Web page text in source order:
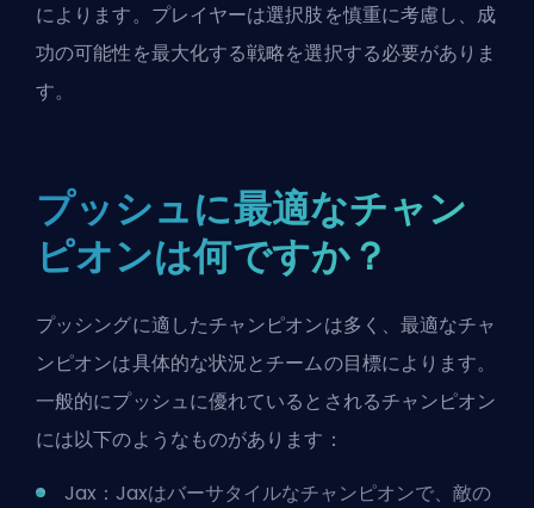
によります。プレイヤーは選択肢を慎重に考慮し、成
功の可能性を最大化する戦略を選択する必要がありま
す。
プッシュに最適なチャン
ピオンは何ですか？
プッシングに適したチャンピオンは多く、最適なチャ
ンピオンは具体的な状況とチームの目標によります。
一般的にプッシュに優れているとされるチャンピオン
には以下のようなものがあります：
Jax：Jaxはバーサタイルなチャンピオンで、敵の